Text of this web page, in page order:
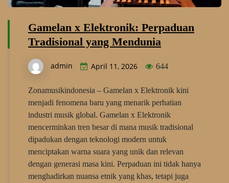
Gamelan x Elektronik: Perpaduan
Tradisional yang Mendunia
admin April 11, 2026 644
Zonamusikindonesia – Gamelan x Elektronik kini
menjadi fenomena baru yang menarik perhatian
industri musik global. Gamelan x Elektronik
mencerminkan tren besar di mana musik tradisional
dipadukan dengan teknologi modern untuk
menciptakan warna suara yang unik dan relevan
dengan generasi masa kini. Perpaduan ini tidak hanya
menghadirkan nuansa etnik yang khas, tetapi juga